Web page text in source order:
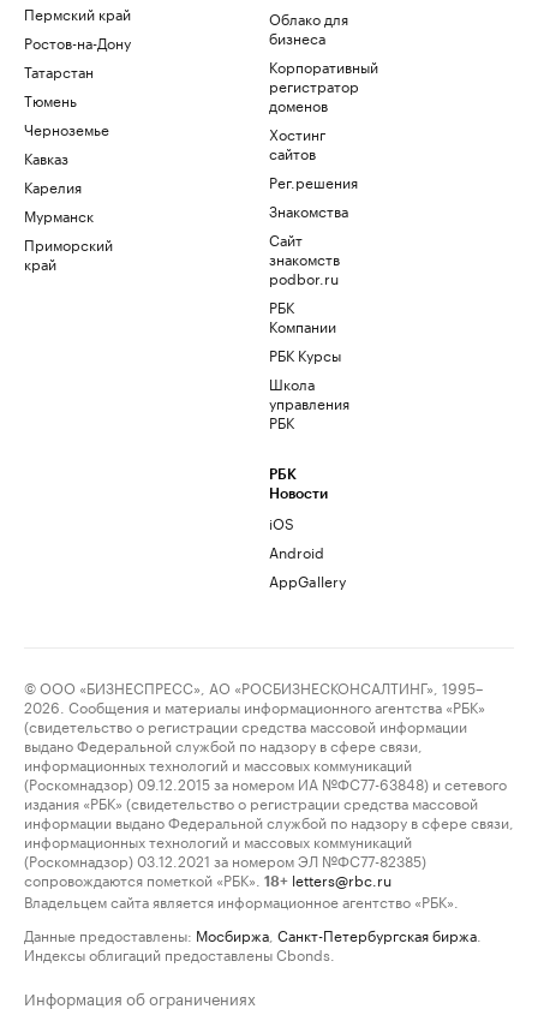
Пермский край
Ростов-на-Дону
Татарстан
Тюмень
Черноземье
Кавказ
Карелия
Мурманск
Приморский
край
Облако для
бизнеса
Корпоративный
регистратор
доменов
Хостинг
сайтов
Рег.решения
Знакомства
Сайт
знакомств
podbor.ru
РБК
Компании
РБК Курсы
Школа
управления
РБК
РБК
Новости
iOS
Android
AppGallery
© ООО «БИЗНЕСПРЕСС», АО «РОСБИЗНЕСКОНСАЛТИНГ», 1995–
2026. Сообщения и материалы информационного агентства «РБК»
(свидетельство о регистрации средства массовой информации
выдано Федеральной службой по надзору в сфере связи,
информационных технологий и массовых коммуникаций
(Роскомнадзор) 09.12.2015 за номером ИА №ФС77-63848) и сетевого
издания «РБК» (свидетельство о регистрации средства массовой
информации выдано Федеральной службой по надзору в сфере связи,
информационных технологий и массовых коммуникаций
(Роскомнадзор) 03.12.2021 за номером ЭЛ №ФС77-82385)
сопровождаются пометкой «РБК».
18+ letters@rbc.ru
Владельцем сайта является информационное агентство «РБК».
Данные предоставлены: Мосбиржа Санкт-Петербургская биржа
Индексы облигаций предоставлены Cbonds.
Информация об ограничениях